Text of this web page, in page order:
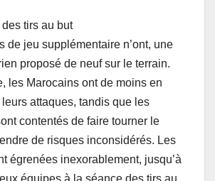
tirs au but
de jeu supplémentaire n’ont, une
proposé de neuf sur le terrain.
les Marocains ont de moins en
attaques, tandis que les
contentés de faire tourner le
de risques inconsidérés. Les
égrenées inexorablement, jusqu’à
équipes à la séance des tirs au